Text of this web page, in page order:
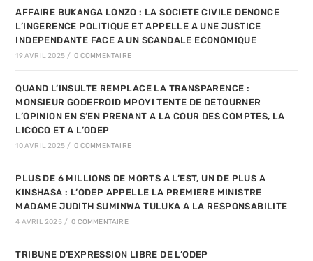
AFFAIRE BUKANGA LONZO : LA SOCIETE CIVILE DENONCE
L’INGERENCE POLITIQUE ET APPELLE A UNE JUSTICE
INDEPENDANTE FACE A UN SCANDALE ECONOMIQUE
19 AVRIL 2025 / 0 COMMENTAIRE
QUAND L’INSULTE REMPLACE LA TRANSPARENCE :
MONSIEUR GODEFROID MPOYI TENTE DE DETOURNER
L’OPINION EN S’EN PRENANT A LA COUR DES COMPTES, LA
LICOCO ET A L’ODEP
10 AVRIL 2025 / 0 COMMENTAIRE
PLUS DE 6 MILLIONS DE MORTS A L’EST, UN DE PLUS A
KINSHASA : L’ODEP APPELLE LA PREMIERE MINISTRE
MADAME JUDITH SUMINWA TULUKA A LA RESPONSABILITE
4 AVRIL 2025 / 0 COMMENTAIRE
TRIBUNE D’EXPRESSION LIBRE DE L’ODEP